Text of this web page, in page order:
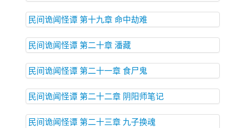
民间诡闻怪谭 第十九章 命中劫难
民间诡闻怪谭 第二十章 潘藏
民间诡闻怪谭 第二十一章 食尸鬼
民间诡闻怪谭 第二十二章 阴阳师笔记
民间诡闻怪谭 第二十三章 九子换魂